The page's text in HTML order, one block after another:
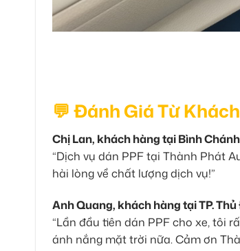
💬 Đánh Giá Từ
Chị Lan, khách hàng tại Bình
“Dịch vụ dán PPF tại Thành Phát
hài lòng về chất lượng dịch vụ!”
Anh Quang, khách hàng tại TP.
“Lần đầu tiên dán PPF cho xe, tôi
ánh nắng mặt trời nữa. Cảm ơn